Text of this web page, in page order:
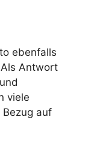
ebenfalls
Antwort
viele
auf